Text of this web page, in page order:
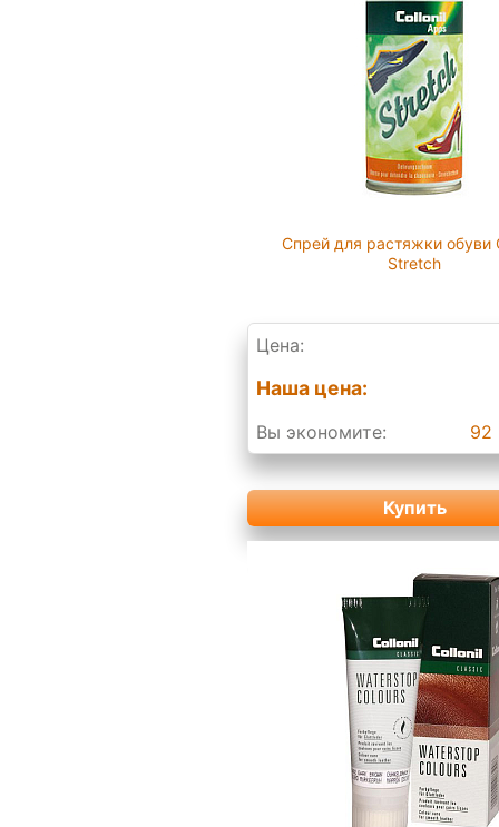
Спрей для растяжки обуви
Stretch
Цена:
Наша цена:
Вы экономите: 92
Купить